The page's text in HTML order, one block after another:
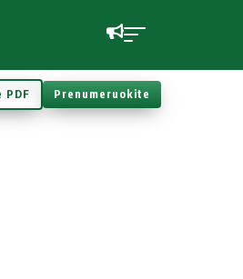
PDF Prenumeruokite